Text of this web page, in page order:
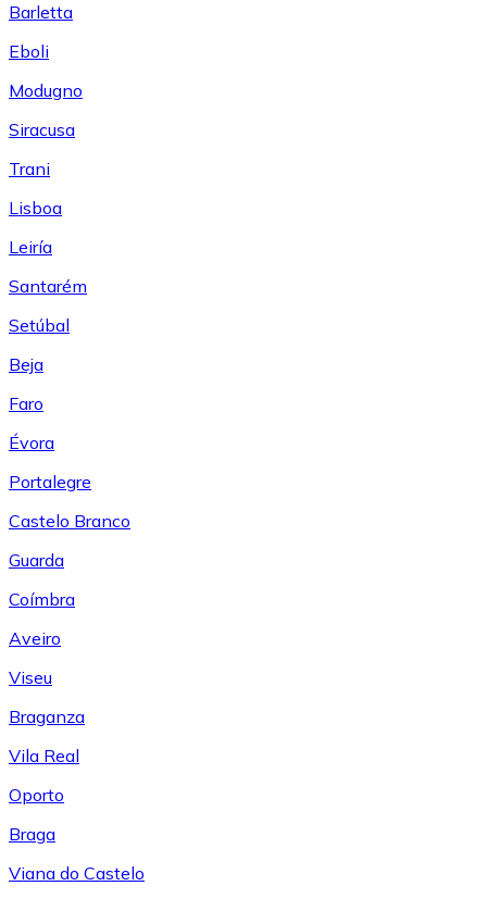
Barletta
Eboli
Modugno
Siracusa
Trani
Lisboa
Leiría
Santarém
Setúbal
Beja
Faro
Évora
Portalegre
Castelo Branco
Guarda
Coímbra
Aveiro
Viseu
Braganza
Vila Real
Oporto
Braga
Viana do Castelo